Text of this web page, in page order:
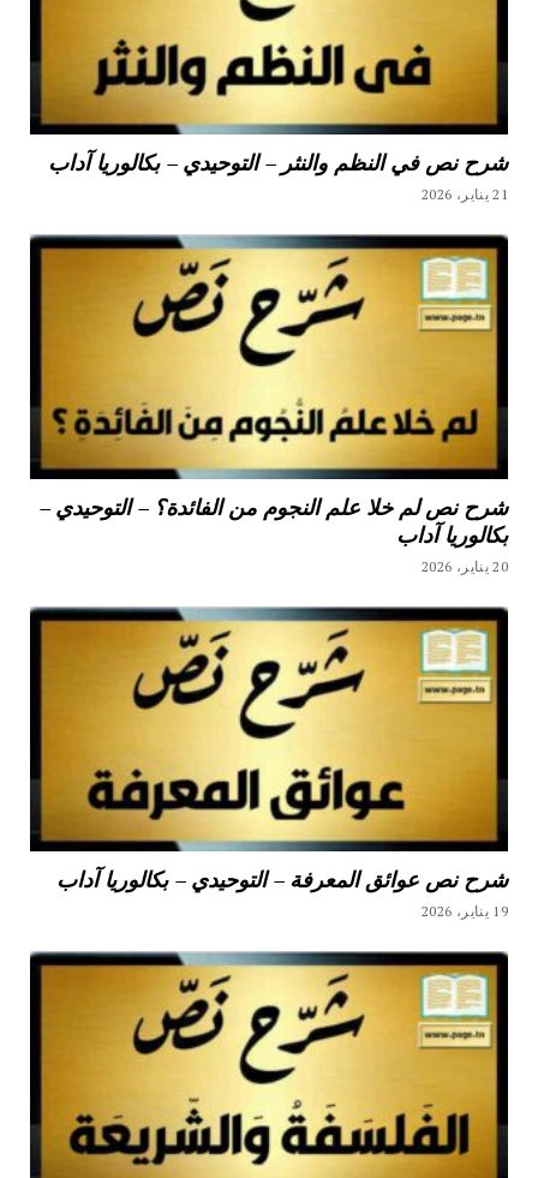
شرح نص في النظم والنثر – التوحيدي – بكالوريا آداب
21 يناير، 2026
شرح نص لم خلا علم النجوم من الفائدة؟ – التوحيدي –
بكالوريا آداب
20 يناير، 2026
شرح نص عوائق المعرفة – التوحيدي – بكالوريا آداب
19 يناير، 2026